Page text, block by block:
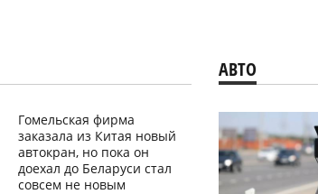
Гомельская фирма
заказала из Китая новый
автокран, но пока он
доехал до Беларуси стал
совсем не новым
АВТО